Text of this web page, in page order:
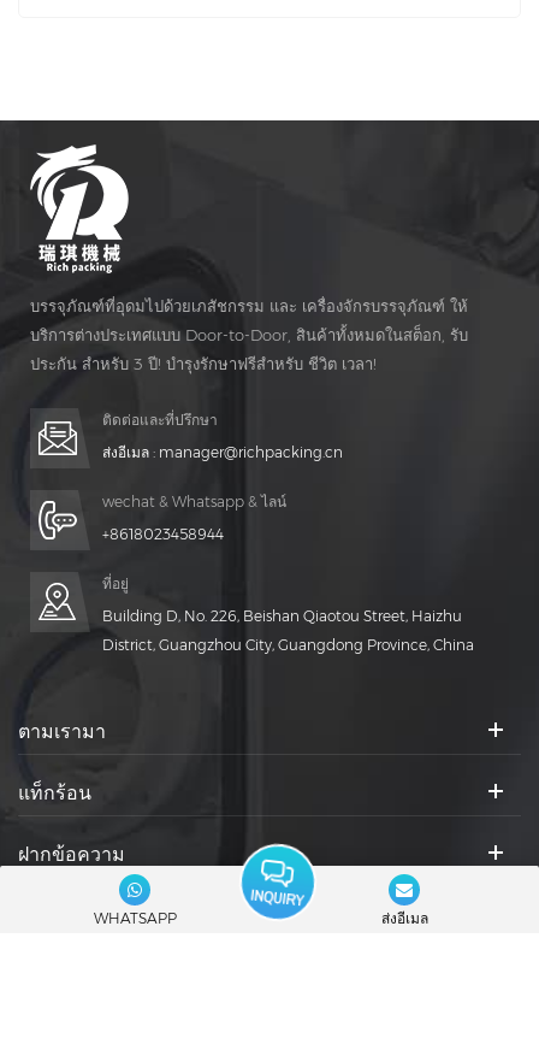
บรรจุภัณฑ์ที่อุดมไปด้วยเภสัชกรรม และ เครื่องจักรบรรจุภัณฑ์ ให้
บริการต่างประเทศแบบ Door-to-Door, สินค้าทั้งหมดในสต็อก, รับ
ประกัน สำหรับ 3 ปี! บำรุงรักษาฟรีสำหรับ ชีวิต เวลา!
ติดต่อและที่ปรึกษา
ส่งอีเมล : manager@richpacking.cn
wechat & Whatsapp & ไลน์
+8618023458944
ที่อยู่
Building D, No. 226, Beishan Qiaotou Street, Haizhu
District, Guangzhou City, Guangdong Province, China
ตามเรามา
แท็กร้อน
ฝากข้อความ
ไอคอนสังคม :WHATSAPP ส่งอีเมล